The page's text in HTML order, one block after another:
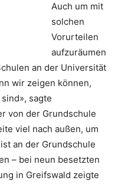
Auch um mit
solchen
Vorurteilen
aufzuräumen
an der Universität
wir zeigen können,
sagte
von der Grundschule
viel nach außen, um
an der Grundschule
– bei neun besetzten
in Greifswald zeigte